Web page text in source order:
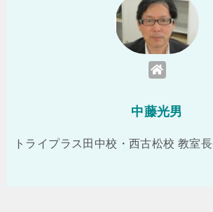
中藤光男
トライプラス田中校・西古松校 教室長